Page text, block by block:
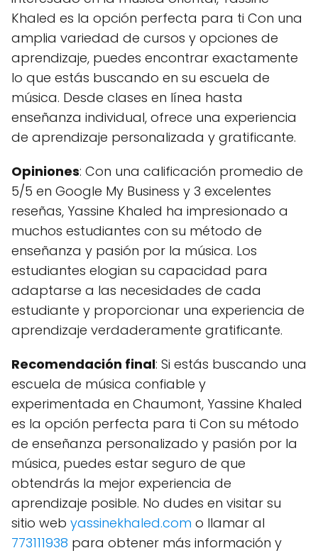
Khaled es la opción perfecta para ti Con una
amplia variedad de cursos y opciones de
aprendizaje, puedes encontrar exactamente
lo que estás buscando en su escuela de
música. Desde clases en línea hasta
enseñanza individual, ofrece una experiencia
de aprendizaje personalizada y gratificante.
Opiniones: Con una calificación promedio de
5/5 en Google My Business y 3 excelentes
reseñas, Yassine Khaled ha impresionado a
muchos estudiantes con su método de
enseñanza y pasión por la música. Los
estudiantes elogian su capacidad para
adaptarse a las necesidades de cada
estudiante y proporcionar una experiencia de
aprendizaje verdaderamente gratificante.
Recomendación final: Si estás buscando una
escuela de música confiable y
experimentada en Chaumont, Yassine Khaled
es la opción perfecta para ti Con su método
de enseñanza personalizado y pasión por la
música, puedes estar seguro de que
obtendrás la mejor experiencia de
aprendizaje posible. No dudes en visitar su
sitio web yassinekhaled.com o llamar al
773111938 para obtener más información y